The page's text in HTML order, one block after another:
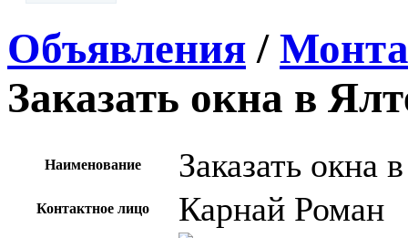
Объявления /
Заказать окна в
Наименование Заказать окна
Контактное лицо Карнай Роман